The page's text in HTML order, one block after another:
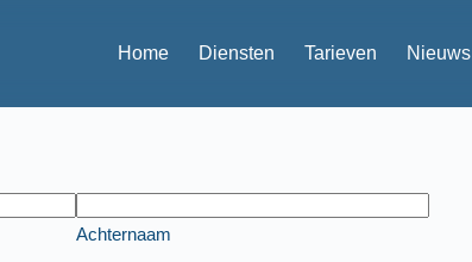
Home Diensten Tarieven Nieuws
Achternaam